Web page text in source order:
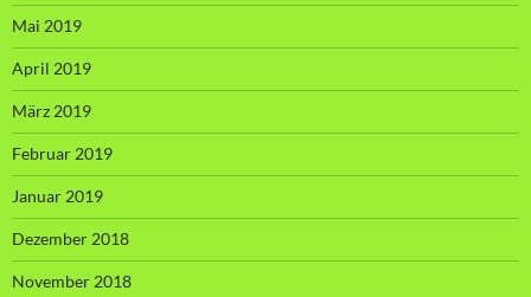
Mai 2019
April 2019
März 2019
Februar 2019
Januar 2019
Dezember 2018
November 2018